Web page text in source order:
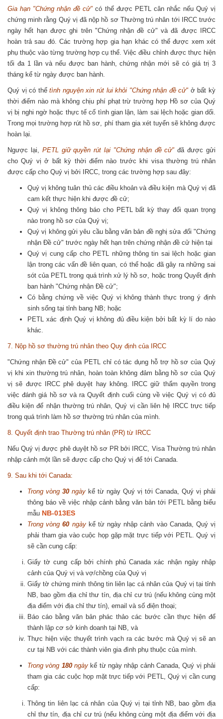
Gia hạn "Chứng nhận đề cử" có thể được PETL cân nhắc nếu Quý vị
chứng minh rằng Quý vị đã nộp hồ sơ Thường trú nhân tới IRCC trước
ngày hết hạn được ghi trên "Chứng nhận đề cử" và đã được IRCC
hoàn trả sau đó. Các trường hợp gia hạn khác có thể được xem xét
phụ thuộc vào từng trường hợp cụ thể. Việc điều chỉnh được thực hiện
tối đa 1 lần và nếu được ban hành, chứng nhận mới sẽ có giá trị 3
tháng kể từ ngày được ban hành.
Quý vị có thểtình nguyện xin rút lui khỏi "Chứng nhận đề cử" ở bất kỳ
thời điểm nào mà không chịu phí phạt trừ trường hợp Hồ sơ của Quý
vị bị nghi ngờ hoặc thực tế cố tình gian lận, làm sai lệch hoặc gian dối.
Trong mọi trường hợp rút hồ sơ, phí tham gia xét tuyển sẽ không được
hoàn lại.
Ngược lại, PETL giữ quyền rút lại "Chứng nhận đề cử" đã được gửi
cho Quý vị ở bất kỳ thời điểm nào trước khi visa thường trú nhân
được cấp cho Quý vị bởi IRCC, trong các trường hợp sau đây:
Quý vị không tuân thủ các điều khoản và điều kiện mà Quý vị đã
cam kết thực hiện khi được đề cử;
Quý vị không thông báo cho PETL bất kỳ thay đổi quan trọng
nào trong hồ sơ của Quý vị;
Quý vị không gửi yêu cầu bằng văn bản đề nghị sửa đổi "Chứng
nhận Đề cử" trước ngày hết hạn trên chứng nhận đề cử hiện tại
Quý vị cung cấp cho PETL những thông tin sai lệch hoặc gian
lận trong các vấn đề liên quan, có thể hoặc đã gây ra những sai
sót của PETL trong quá trình xử lý hồ sơ, hoặc trong Quyết định
ban hành "Chứng nhận Đề cử";
Có bằng chứng về việc Quý vị không thành thực trong ý định
sinh sống tại tỉnh bang NB; hoặc
PETL xác định Quý vị không đủ điều kiện bởi bất kỳ lí do nào
khác.
7. Nộp hồ sơ thường trú nhân theo Quy định của IRCC
"Chứng nhận Đề cử" của PETL chỉ có tác dụng hỗ trợ hồ sơ của Quý
vị khi xin thường trú nhân, hoàn toàn không đảm bằng hồ sơ của Quý
vị sẽ được IRCC phê duyệt hay không. IRCC giữ thẩm quyền trong
việc đánh giá hồ sơ và ra Quyết định cuối cùng về việc Quý vị có đủ
điều kiện để nhận thường trú nhân, Quý vị cần liên hệ IRCC trực tiếp
trong quá trình làm hồ sơ thường trú nhân của mình.
8. Quyết định trao Thường trú nhân (PR) từ IRCC
Nếu Quý vị được phê duyệt hồ sơ PR bởi IRCC, Visa Thường trú nhân
nhập cảnh một lần sẽ được cấp cho Quý vị để tới Canada.
9. Sau khi tới Canada:
Trong vòng 30 ngày kể từ ngày Quý vị tới Canada, Quý vị phải
thông báo về việc nhập cảnh bằng văn bản tới PETL bằng biểu
mẫu NB-013ES
Trong vòng60 ngàykể từ ngày nhập cảnh vào Canada, Quý vị
phải tham gia vào cuộc họp gặp mặt trực tiếp với PETL. Quý vị
sẽ cần cung cấp:
Giấy tờ cung cấp bởi chính phủ Canada xác nhận ngày nhập
cảnh của Quý vị và vợ/chồng của Quý vị
Giấy tờ chứng minh thông tin liên lạc cá nhân của Quý vị tại tỉnh
NB, bao gồm địa chỉ thư tín, địa chỉ cư trú (nếu không cùng một
địa điểm với địa chỉ thư tín), email và số điện thoại;
Báo cáo bằng văn bản phác thảo các bước cần thực hiện để
thành lập cơ sở kinh doanh tại NB, và
Thực hiện việc thuyết trình vạch ra các bước mà Quý vị sẽ an
cư tại NB với các thành viên gia đình phụ thuộc của mình.
Trong vòng 180ngày kể từ ngày nhập cảnh Canada, Quý vị phải
tham gia các cuộc họp mặt trực tiếp với PETL, Quý vị cần cung
cấp:
Thông tin liên lạc cá nhân của Quý vị tại tỉnh NB, bao gồm địa
chỉ thư tín, địa chỉ cư trú (nếu không cùng một địa điểm với địa